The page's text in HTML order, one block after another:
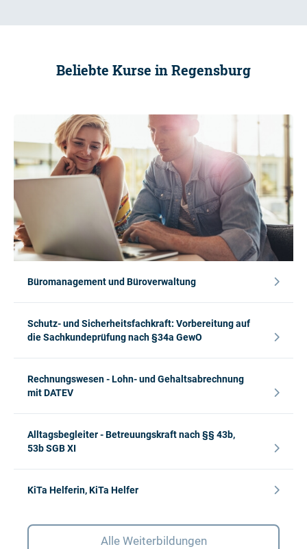
Beliebte Kurse in Regensburg
Büromanagement und Büroverwaltung
Schutz- und Sicherheitsfachkraft: Vorbereitung auf
die Sachkundeprüfung nach §34a GewO
Rechnungswesen - Lohn- und Gehaltsabrechnung
mit DATEV
Alltagsbegleiter - Betreuungskraft nach §§ 43b,
53b SGB XI
KiTa Helferin, KiTa Helfer
Alle Weiterbildungen